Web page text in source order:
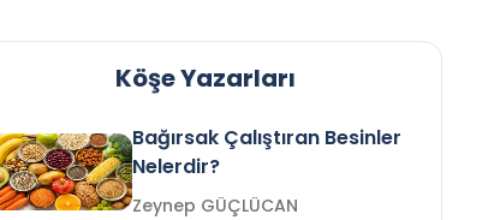
Köşe Yazarları
Bağırsak Çalıştıran Besinler
Nelerdir?
Zeynep GÜÇLÜCAN